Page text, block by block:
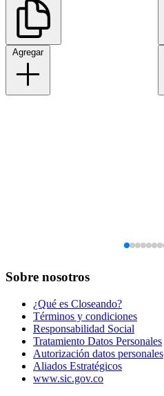
Agregar
Sobre nosotros
¿Qué es Closeando?
Términos y condiciones
Responsabilidad Social
Tratamiento Datos Personales
Autorización datos personales
Aliados Estratégicos
www.sic.gov.co